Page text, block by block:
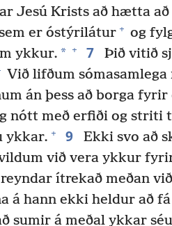
Jesú Krists að hætta að
er óstýrilátur + og
ykkur. * + 7
Þið vitið
Við lifðum
án þess að borga
nótt með erfiði og striti
ykkar. + 9
Ekki svo að
við vera ykkur
ítrekað meðan
á hann ekki heldur að fá
sumir á meðal ykkar